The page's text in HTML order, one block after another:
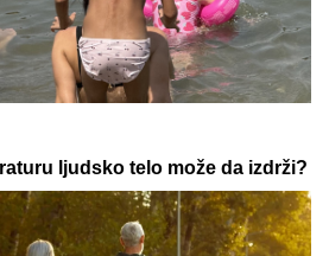
ljudsko telo može da izdrži?